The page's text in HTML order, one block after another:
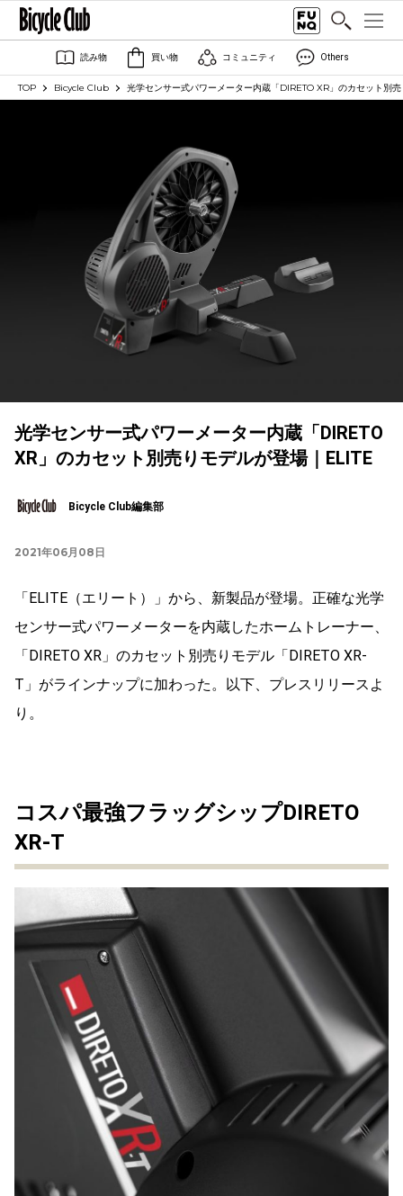
読み物 買い物 コミュニティ Others
TOP Bicycle Club 光学センサー式パワーメーター内蔵「DIRETO XR」のカセット別
光学センサー式パワーメーター内蔵「DIRETO
XR」のカセット別売りモデルが登場｜ELITE
Bicycle Club編集部
2021年06月08日
「ELITE（エリート）」から、新製品が登場。正確な光学
センサー式パワーメーターを内蔵したホームトレーナー、
「DIRETO XR」のカセット別売りモデル「DIRETO XR-
T」がラインナップに加わった。以下、プレスリリースよ
り。
コスパ最強フラッグシップDIRETO
XR-T